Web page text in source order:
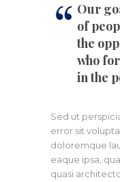
Our
of
the
who
in the
Sed ut
error sit
doloremque
eaque ipsa,
quasi